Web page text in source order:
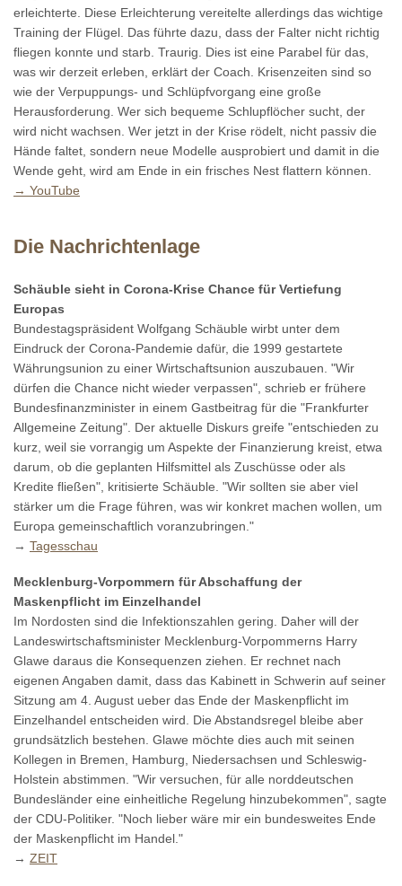
erleichterte. Diese Erleichterung vereitelte allerdings das wichtige
Training der Flügel. Das führte dazu, dass der Falter nicht richtig
fliegen konnte und starb. Traurig. Dies ist eine Parabel für das,
was wir derzeit erleben, erklärt der Coach. Krisenzeiten sind so
wie der Verpuppungs- und Schlüpfvorgang eine große
Herausforderung. Wer sich bequeme Schlupflöcher sucht, der
wird nicht wachsen. Wer jetzt in der Krise rödelt, nicht passiv die
Hände faltet, sondern neue Modelle ausprobiert und damit in die
Wende geht, wird am Ende in ein frisches Nest flattern können.
→ YouTube
Die Nachrichtenlage
Schäuble sieht in Corona-Krise Chance für Vertiefung
Europas
Bundestagspräsident Wolfgang Schäuble wirbt unter dem
Eindruck der Corona-Pandemie dafür, die 1999 gestartete
Währungsunion zu einer Wirtschaftsunion auszubauen. "Wir
dürfen die Chance nicht wieder verpassen", schrieb er frühere
Bundesfinanzminister in einem Gastbeitrag für die "Frankfurter
Allgemeine Zeitung". Der aktuelle Diskurs greife "entschieden zu
kurz, weil sie vorrangig um Aspekte der Finanzierung kreist, etwa
darum, ob die geplanten Hilfsmittel als Zuschüsse oder als
Kredite fließen", kritisierte Schäuble. "Wir sollten sie aber viel
stärker um die Frage führen, was wir konkret machen wollen, um
Europa gemeinschaftlich voranzubringen."
→ Tagesschau
Mecklenburg-Vorpommern für Abschaffung der
Maskenpflicht im Einzelhandel
Im Nordosten sind die Infektionszahlen gering. Daher will der
Landeswirtschaftsminister Mecklenburg-Vorpommerns Harry
Glawe daraus die Konsequenzen ziehen. Er rechnet nach
eigenen Angaben damit, dass das Kabinett in Schwerin auf seiner
Sitzung am 4. August ueber das Ende der Maskenpflicht im
Einzelhandel entscheiden wird. Die Abstandsregel bleibe aber
grundsätzlich bestehen. Glawe möchte dies auch mit seinen
Kollegen in Bremen, Hamburg, Niedersachsen und Schleswig-
Holstein abstimmen. "Wir versuchen, für alle norddeutschen
Bundesländer eine einheitliche Regelung hinzubekommen", sagte
der CDU-Politiker. "Noch lieber wäre mir ein bundesweites Ende
der Maskenpflicht im Handel."
→ ZEIT